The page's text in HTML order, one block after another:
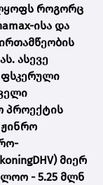
როგორც
ისა და
ასევე
ფსკერული
პროექტის
მიერ
- 5.25 მლნ